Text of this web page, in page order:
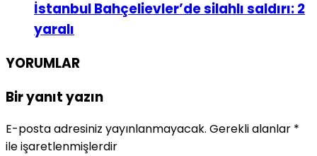
İstanbul Bahçelievler’de silahlı saldırı: 2
yaralı
YORUMLAR
Bir yanıt yazın
E-posta adresiniz yayınlanmayacak. Gerekli alanlar *
ile işaretlenmişlerdir